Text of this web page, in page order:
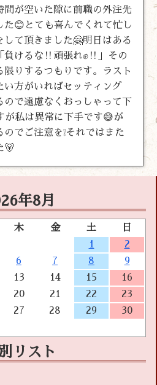
間が空いた隙に前職の外注先
た😊とても喜んでくれて忙し
して頂きました🤗明日はある
負けるな‼️頑張れ✊‼️」その
りするつもりです。ラスト
い方がいればセッティング
ので遠慮なくおっしゃって下
が私は異常に下手です😅が
でご注意を❕それではまた
🐻
年8月
木 金 土
日
1
2
6 7 8
9
13 14 15
16
20 21 22
23
27 28 29
30
リスト